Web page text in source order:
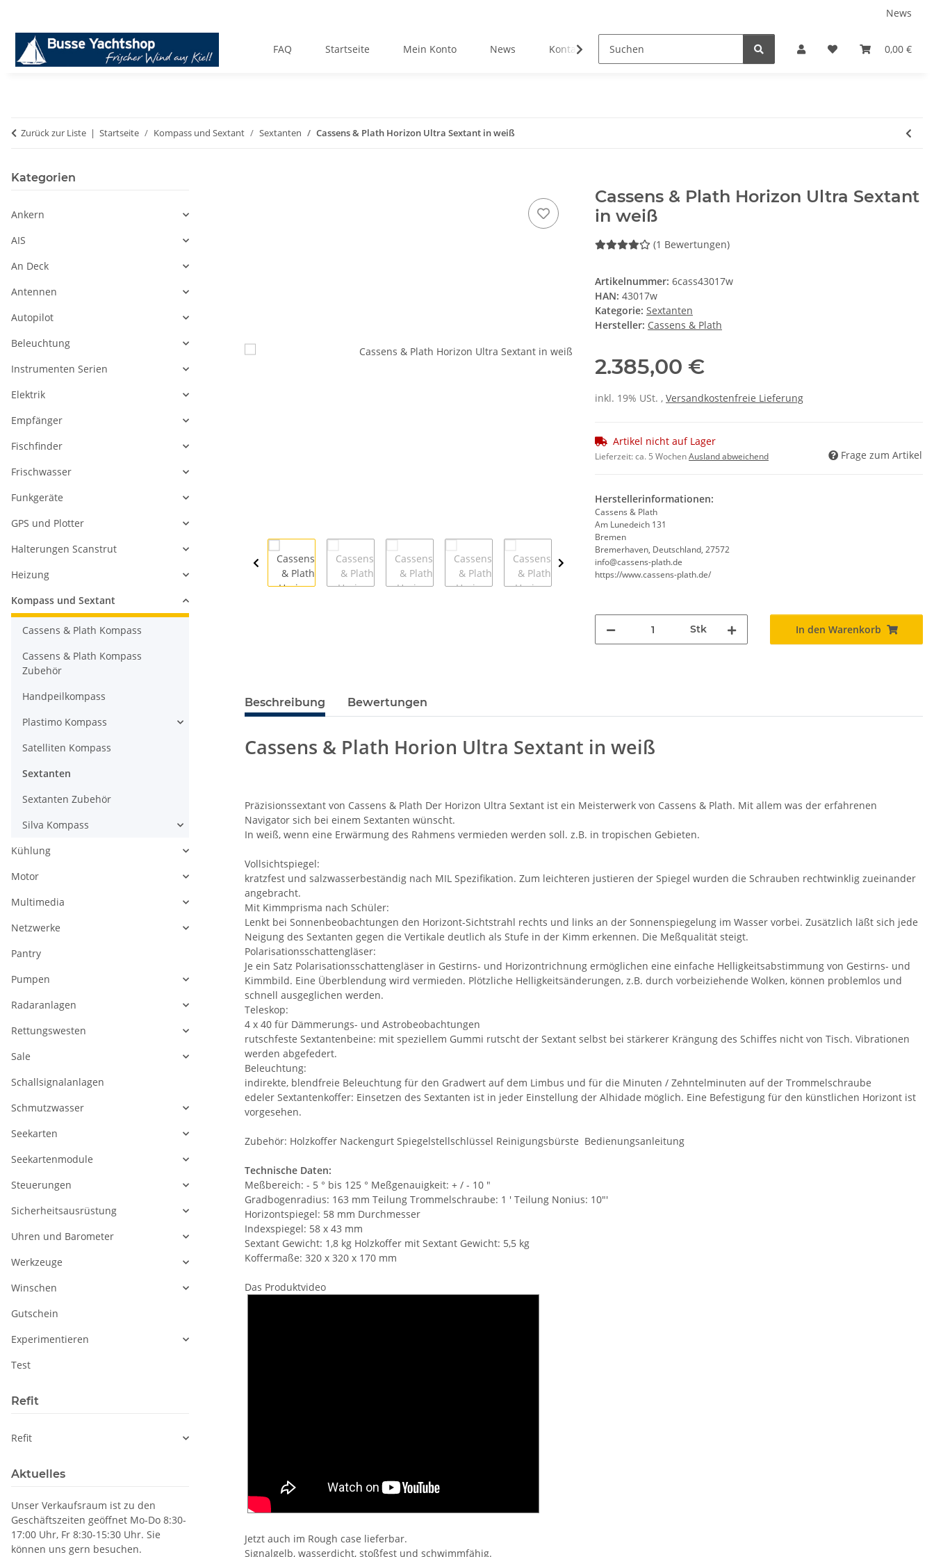
News
0,00 €
FAQ Startseite Mein Konto News Kontakt Service
Zurück zur Liste Startseite Kompass und Sextant Sextanten Cassens & Plath Horizon Ultra Sextant in weiß
Cassens & Plath Horizon Ultra Sextant
in weiß
(1 Bewertungen)
Artikelnummer: 6cass43017w
HAN: 43017w
Kategorie: Sextanten
Hersteller: Cassens & Plath
2.385,00 €
inkl. 19% USt. , Versandkostenfreie Lieferung
Artikel nicht auf Lager
Lieferzeit:ca. 5 WochenAusland abweichend Frage zum Artikel
Herstellerinformationen:
Cassens & Plath
Am Lunedeich 131
Bremen
Bremerhaven, Deutschland, 27572
info@cassens-plath.de
https://www.cassens-plath.de/
Stk In den Warenkorb
Beschreibung Bewertungen
Cassens & Plath Horion Ultra Sextant in weiß
Präzisionssextant von Cassens & Plath Der Horizon Ultra Sextant ist ein Meisterwerk von Cassens & Plath. Mit allem was der erfahrenen
Navigator sich bei einem Sextanten wünscht.
In weiß, wenn eine Erwärmung des Rahmens vermieden werden soll. z.B. in tropischen Gebieten.
Vollsichtspiegel:
kratzfest und salzwasserbeständig nach MIL Spezifikation. Zum leichteren justieren der Spiegel wurden die Schrauben rechtwinklig zueinander
angebracht.
Mit Kimmprisma nach Schüler:
Lenkt bei Sonnenbeobachtungen den Horizont-Sichtstrahl rechts und links an der Sonnenspiegelung im Wasser vorbei. Zusätzlich läßt sich jede
Neigung des Sextanten gegen die Vertikale deutlich als Stufe in der Kimm erkennen. Die Meßqualität steigt.
Polarisationsschattengläser:
Je ein Satz Polarisationsschattengläser in Gestirns- und Horizontrichnung ermöglichen eine einfache Helligkeitsabstimmung von Gestirns- und
Kimmbild. Eine Überblendung wird vermieden. Plötzliche Helligkeitsänderungen, z.B. durch vorbeiziehende Wolken, können problemlos und
schnell ausgeglichen werden.
Teleskop:
4 x 40 für Dämmerungs- und Astrobeobachtungen
rutschfeste Sextantenbeine: mit speziellem Gummi rutscht der Sextant selbst bei stärkerer Krängung des Schiffes nicht von Tisch. Vibrationen
werden abgefedert.
Beleuchtung:
indirekte, blendfreie Beleuchtung für den Gradwert auf dem Limbus und für die Minuten / Zehntelminuten auf der Trommelschraube
edeler Sextantenkoffer: Einsetzen des Sextanten ist in jeder Einstellung der Alhidade möglich. Eine Befestigung für den künstlichen Horizont ist
vorgesehen.
Zubehör: Holzkoffer Nackengurt Spiegelstellschlüssel Reinigungsbürste Bedienungsanleitung
Technische Daten:
Meßbereich: - 5 ° bis 125 ° Meßgenauigkeit: + / - 10 "
Gradbogenradius: 163 mm Teilung Trommelschraube: 1 ' Teilung Nonius: 10"'
Horizontspiegel: 58 mm Durchmesser
Indexspiegel: 58 x 43 mm
Sextant Gewicht: 1,8 kg Holzkoffer mit Sextant Gewicht: 5,5 kg
Koffermaße: 320 x 320 x 170 mm
Das Produktvideo
Jetzt auch im Rough case lieferbar.
Signalgelb, wasserdicht, stoßfest und schwimmfähig.
Kategorien
Ankern
AIS
An Deck
Antennen
Autopilot
Beleuchtung
Instrumenten Serien
Elektrik
Empfänger
Fischfinder
Frischwasser
Funkgeräte
GPS und Plotter
Halterungen Scanstrut
Heizung
Kompass und Sextant
Cassens & Plath Kompass
Cassens & Plath Kompass
Zubehör
Handpeilkompass
Plastimo Kompass
Satelliten Kompass
Sextanten
Sextanten Zubehör
Silva Kompass
Kühlung
Motor
Multimedia
Netzwerke
Pantry
Pumpen
Radaranlagen
Rettungswesten
Sale
Schallsignalanlagen
Schmutzwasser
Seekarten
Seekartenmodule
Steuerungen
Sicherheitsausrüstung
Uhren und Barometer
Werkzeuge
Winschen
Gutschein
Experimentieren
Test
Refit
Refit
Aktuelles
Unser Verkaufsraum ist zu den
Geschäftszeiten geöffnet Mo-Do 8:30-
17:00 Uhr, Fr 8:30-15:30 Uhr. Sie
können uns gern besuchen.